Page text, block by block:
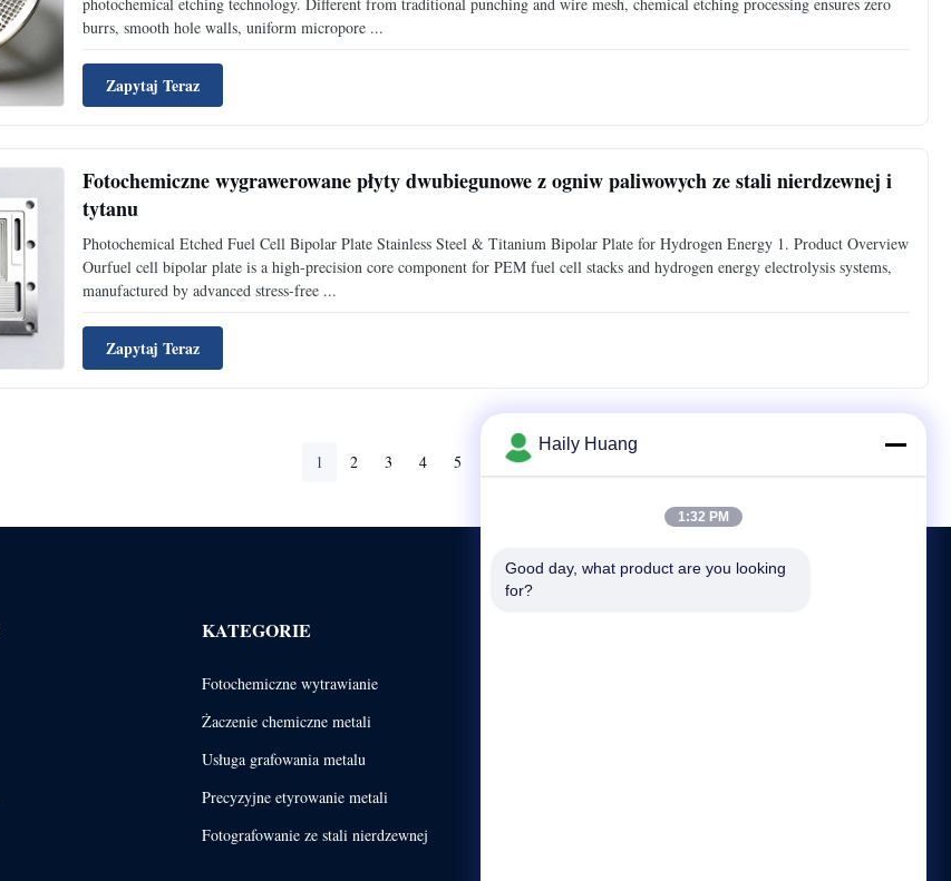
burrs, smooth hole walls, uniform micropore ...
Zapytaj Teraz
Fotochemiczne wygrawerowane płyty dwubiegunowe z ogniw paliwowych ze stali nierdzewnej i
tytanu
Photochemical Etched Fuel Cell Bipolar Plate Stainless Steel & Titanium Bipolar Plate for Hydrogen Energy 1. Product Overview
Ourfuel cell bipolar plate is a high-precision core component for PEM fuel cell stacks and hydrogen energy electrolysis systems,
manufactured by advanced stress-free ...
Zapytaj Teraz
1 2 3 4 5
KATEGORIE
Fotochemiczne wytrawianie
Żaczenie chemiczne metali
Usługa grafowania metalu
Precyzyjne etyrowanie metali
Fotografowanie ze stali nierdzewnej
Haily Huang
1:32 PM
Good day, what product are you looking
for?